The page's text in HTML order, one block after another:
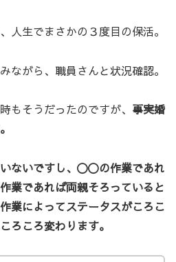
人生でまさかの３度目の保活。
ながら、職員さんと状況確認。
もそうだったのですが、 事実婚
ないですし、〇〇の作業であれ
業であれば両親そろっていると
業によってステータスがころこ
ろころ変わります。